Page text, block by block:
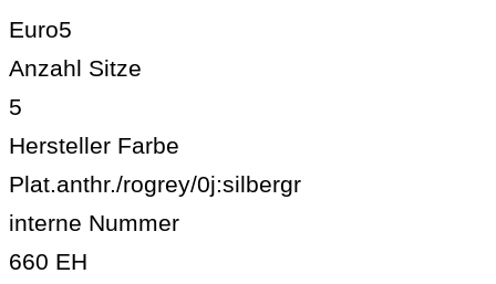
Euro5
Anzahl Sitze
5
Hersteller Farbe
Plat.anthr./rogrey/0j:silbergr
interne Nummer
660 EH